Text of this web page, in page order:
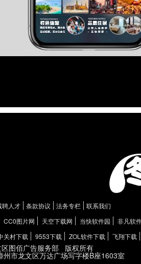
聘人才 条款协议 法务专栏
联系我们
CC0图片网 天空下载网 当快软件园
非凡软
关村下载 9553下载 ZOL软件下载 飞翔下载
图佰广告服务部 版权所有
州市龙文区万达广场写字楼B座1603室